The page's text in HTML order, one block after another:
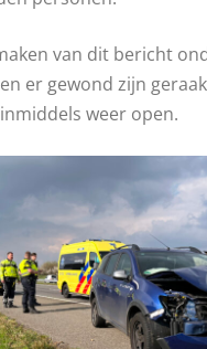
van dit bericht
er gewond zijn
weer open.